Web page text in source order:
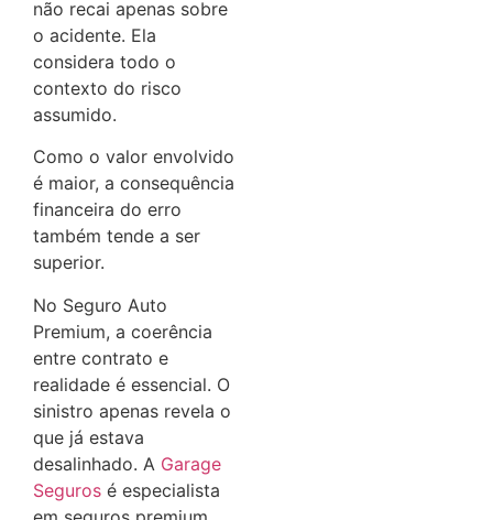
não recai apenas sobre
o acidente. Ela
considera todo o
contexto do risco
assumido.
Como o valor envolvido
é maior, a consequência
financeira do erro
também tende a ser
superior.
No Seguro Auto
Premium, a coerência
entre contrato e
realidade é essencial. O
sinistro apenas revela o
que já estava
desalinhado. A Garage
Seguros é especialista